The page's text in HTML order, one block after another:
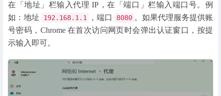
在「地址」栏输入代理 IP，在「端口」栏输入端口号。例
如：地址
192.168.1.1 ，端口 8080 。如果代理服务提供账
号密码，Chrome 在首次访问网页时会弹出认证窗口，按提
示输入即可。